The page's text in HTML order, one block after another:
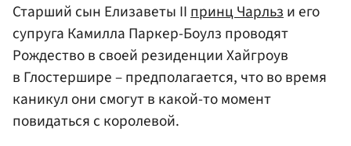
Старший сын Елизаветы IIпринц Чарльзи его
супруга Камилла Паркер-Боулз проводят
Рождество в своей резиденции Хайгроув
в Глостершире – предполагается, что во время
каникул они смогут в какой-то момент
повидаться с королевой.